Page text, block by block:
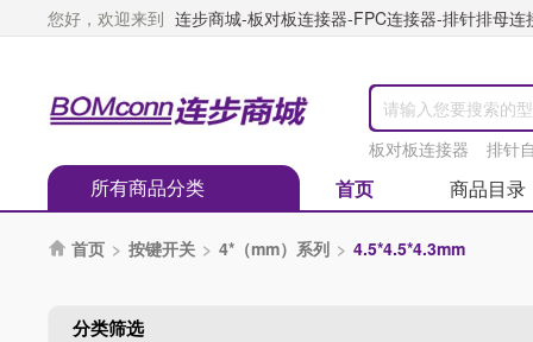
您好，欢迎来到 连步商城-板对板连接器-FPC连接器-排针排母
板对板连接器 排针
所有商品分类 首页 商品目录
 首页 > 按键开关 > 4*（mm）系列 > 4.5*4.5*4.3mm
分类筛选